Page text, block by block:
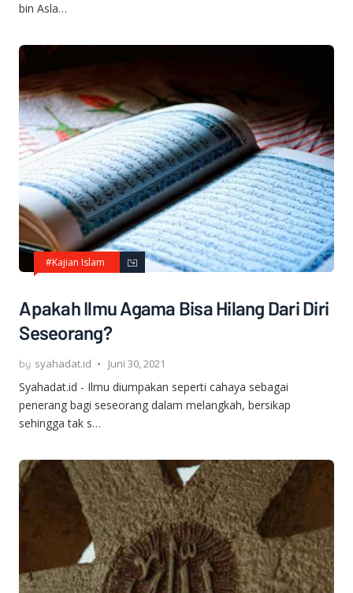
bin Asla…
#Kajian Islam
Apakah Ilmu Agama Bisa Hilang Dari Diri
Seseorang?
syahadat.id Juni 30, 2021
Syahadat.id - Ilmu diumpakan seperti cahaya sebagai
penerang bagi seseorang dalam melangkah, bersikap
sehingga tak s…